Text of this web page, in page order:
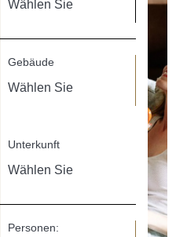
Gebäude
Unterkunft
Personen: